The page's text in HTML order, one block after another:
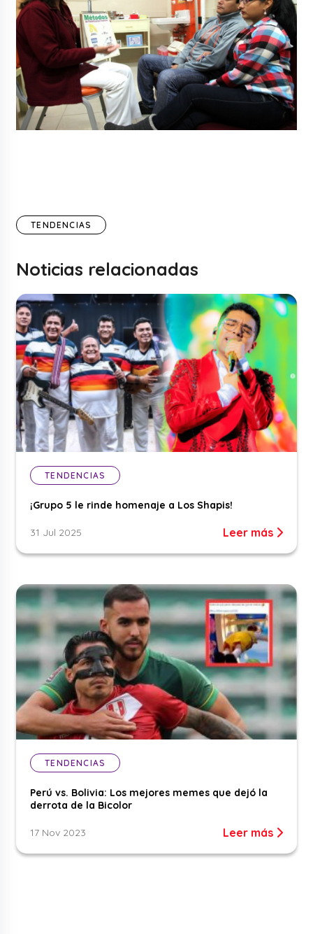
TENDENCIAS
Noticias relacionadas
TENDENCIAS
¡Grupo 5 le rinde homenaje a Los Shapis!
31 Jul 2025 Leer más
TENDENCIAS
Perú vs. Bolivia: Los mejores memes que dejó la
derrota de la Bicolor
17 Nov 2023 Leer más